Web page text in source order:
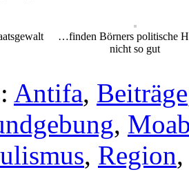
…finden Börners politische
nicht so gut
Antifa, Beiträge
,
, Region,